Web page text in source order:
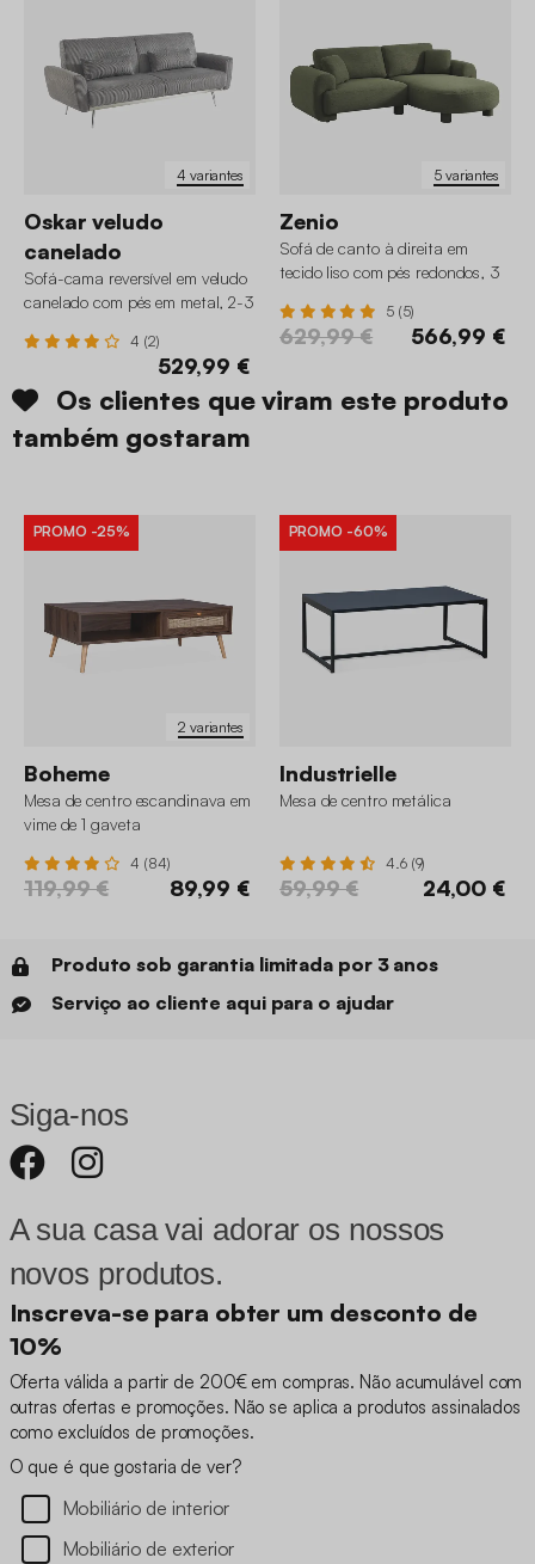
4 variantes
Oskar veludo
canelado
Sofá-cama reversível em veludo
canelado com pés em metal, 2-3
4 (2)
529,99 €
5 variantes
Zenio
Sofá de canto à direita em
tecido liso com pés redondos, 3
5 (5)
629,99 € 566,99 €
Os clientes que viram este produto
também gostaram
2 variantes
PROMO -25%
Boheme
Mesa de centro escandinava em
vime de 1 gaveta
4 (84)
119,99 € 89,99 €
PROMO -60%
Industrielle
Mesa de centro metálica
4.6 (9)
59,99 € 24,00 €
Produto sob garantia limitada por 3 anos
Serviço ao cliente aqui para o ajudar
Siga-nos
A sua casa vai adorar os nossos
novos produtos.
Inscreva-se para obter um desconto de
10%
Oferta válida a partir de 200€ em compras. Não acumulável com
outras ofertas e promoções. Não se aplica a produtos assinalados
como excluídos de promoções.
O que é que gostaria de ver?
Mobiliário de interior
Mobiliário de exterior